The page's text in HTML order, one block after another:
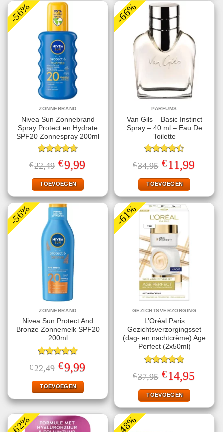
-56%
ZONNEBRAND
Nivea Sun Zonnebrand
Spray Protect en Hydrate
SPF20 Zonnespray 200ml
Gewaardeerd
4.67uit 5
€22,49 Oorspronkelijke
prijs
was:
€22,49.
€9,99Huidige
prijs
TOEVOEGEN
-66%
PARFUMS
Van Gils – Basic Instinct
Spray – 40 ml – Eau De
Toilette
Gewaardeerd
4.50uit 5
€34,95 Oorspronkelijke
prijs
was:
€34,95.
€11,99Huidige
prijs
TOEVOEGEN
-56%
ZONNEBRAND
Nivea Sun Protect And
Bronze Zonnemelk SPF20
200ml
Gewaardeerd
4.78uit 5
€22,49 Oorspronkelijke
prijs
was:
€22,49.
€9,99Huidige
prijs
TOEVOEGEN
-61%
GEZICHTSVERZORGING
L’Oréal Paris
Gezichtsverzorgingsset
(dag- en nachtcrème) Age
Perfect (2x50ml)
Gewaardeerd
5.00uit 5
€37,95 Oorspronkelijke
prijs
was:
€37,95.
€14,95prijs
TOEVOEGEN
-62% -48%